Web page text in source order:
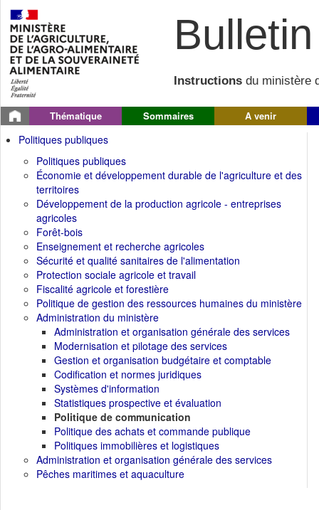
Instructions du ministère
Thématique Sommaires A venir
Politiques publiques
Politiques publiques
Économie et développement durable de l'agriculture et des
territoires
Développement de la production agricole - entreprises
agricoles
Forêt-bois
Enseignement et recherche agricoles
Sécurité et qualité sanitaires de l'alimentation
Protection sociale agricole et travail
Fiscalité agricole et forestière
Politique de gestion des ressources humaines du ministère
Administration du ministère
Administration et organisation générale des services
Modernisation et pilotage des services
Gestion et organisation budgétaire et comptable
Codification et normes juridiques
Systèmes d'information
Statistiques prospective et évaluation
Politique de communication
Politique des achats et commande publique
Politiques immobilières et logistiques
Administration et organisation générale des services
Pêches maritimes et aquaculture